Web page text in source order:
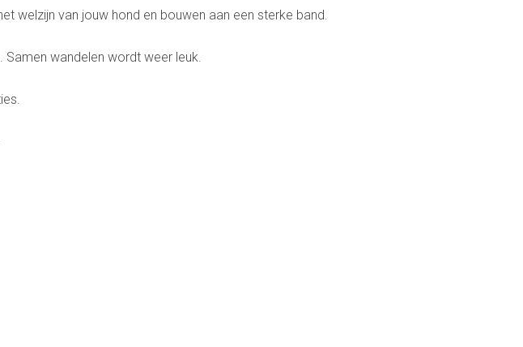
welzijn van jouw hond en bouwen aan een sterke band.
wandelen wordt weer leuk.